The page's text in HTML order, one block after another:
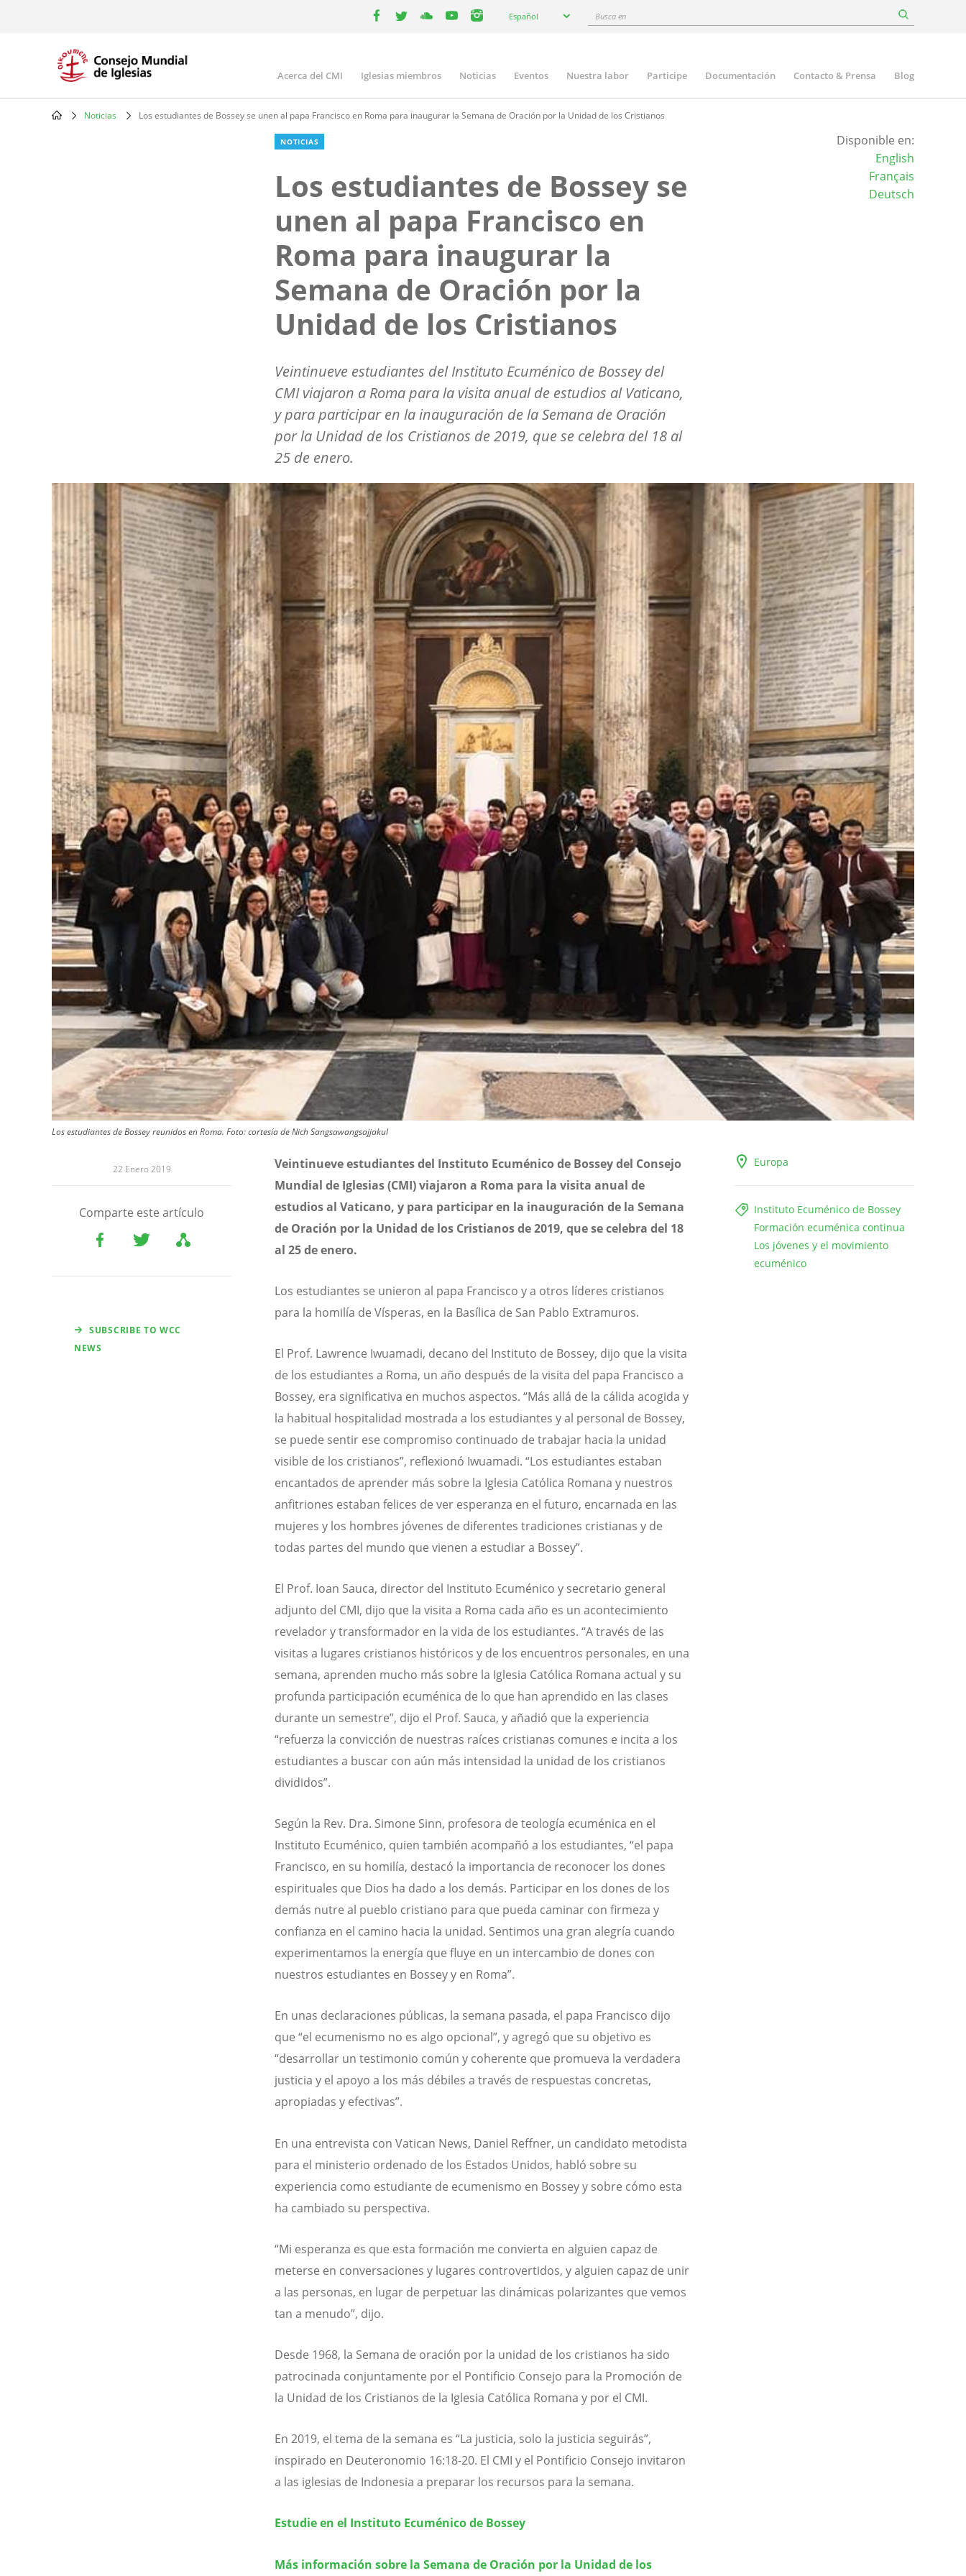
your
Español
Busca
Main
navigation
Acerca del CMI Iglesias miembros Noticias Eventos Nuestra labor Participe Documentación Contacto & Prensa Blog
Noticias Los estudiantes de Bossey se unen al papa Francisco en Roma para inaugurar la Semana de Oración por la Unidad de los Cristianos
NOTICIAS
Los estudiantes de Bossey se
unen al papa Francisco en
Roma para inaugurar la
Semana de Oración por la
Unidad de los Cristianos
Veintinueve estudiantes del Instituto Ecuménico de Bossey del
CMI viajaron a Roma para la visita anual de estudios al Vaticano,
y para participar en la inauguración de la Semana de Oración
por la Unidad de los Cristianos de 2019, que se celebra del 18 al
25 de enero.
Disponible en:
English
Français
Deutsch
Image
Los estudiantes de Bossey reunidos en Roma. Foto: cortesía de Nich Sangsawangsajjakul
22 Enero 2019
Comparte este artículo
SUBSCRIBE TO WCC
NEWS
Europa
Instituto Ecuménico de Bossey
Formación ecuménica continua
Los jóvenes y el movimiento
ecuménico
Veintinueve estudiantes del Instituto Ecuménico de Bossey del Consejo
Mundial de Iglesias (CMI) viajaron a Roma para la visita anual de
estudios al Vaticano, y para participar en la inauguración de la Semana
de Oración por la Unidad de los Cristianos de 2019, que se celebra del 18
al 25 de enero.
Los estudiantes se unieron al papa Francisco y a otros líderes cristianos
para la homilía de Vísperas, en la Basílica de San Pablo Extramuros.
El Prof. Lawrence Iwuamadi, decano del Instituto de Bossey, dijo que la visita
de los estudiantes a Roma, un año después de la visita del papa Francisco a
Bossey, era significativa en muchos aspectos. “Más allá de la cálida acogida y
la habitual hospitalidad mostrada a los estudiantes y al personal de Bossey,
se puede sentir ese compromiso continuado de trabajar hacia la unidad
visible de los cristianos”, reflexionó Iwuamadi. “Los estudiantes estaban
encantados de aprender más sobre la Iglesia Católica Romana y nuestros
anfitriones estaban felices de ver esperanza en el futuro, encarnada en las
mujeres y los hombres jóvenes de diferentes tradiciones cristianas y de
todas partes del mundo que vienen a estudiar a Bossey”.
El Prof. Ioan Sauca, director del Instituto Ecuménico y secretario general
adjunto del CMI, dijo que la visita a Roma cada año es un acontecimiento
revelador y transformador en la vida de los estudiantes. “A través de las
visitas a lugares cristianos históricos y de los encuentros personales, en una
semana, aprenden mucho más sobre la Iglesia Católica Romana actual y su
profunda participación ecuménica de lo que han aprendido en las clases
durante un semestre”, dijo el Prof. Sauca, y añadió que la experiencia
“refuerza la convicción de nuestras raíces cristianas comunes e incita a los
estudiantes a buscar con aún más intensidad la unidad de los cristianos
divididos”.
Según la Rev. Dra. Simone Sinn, profesora de teología ecuménica en el
Instituto Ecuménico, quien también acompañó a los estudiantes, “el papa
Francisco, en su homilía, destacó la importancia de reconocer los dones
espirituales que Dios ha dado a los demás. Participar en los dones de los
demás nutre al pueblo cristiano para que pueda caminar con firmeza y
confianza en el camino hacia la unidad. Sentimos una gran alegría cuando
experimentamos la energía que fluye en un intercambio de dones con
nuestros estudiantes en Bossey y en Roma”.
En unas declaraciones públicas, la semana pasada, el papa Francisco dijo
que “el ecumenismo no es algo opcional”, y agregó que su objetivo es
“desarrollar un testimonio común y coherente que promueva la verdadera
justicia y el apoyo a los más débiles a través de respuestas concretas,
apropiadas y efectivas”.
En una entrevista con Vatican News, Daniel Reffner, un candidato metodista
para el ministerio ordenado de los Estados Unidos, habló sobre su
experiencia como estudiante de ecumenismo en Bossey y sobre cómo esta
ha cambiado su perspectiva.
“Mi esperanza es que esta formación me convierta en alguien capaz de
meterse en conversaciones y lugares controvertidos, y alguien capaz de unir
a las personas, en lugar de perpetuar las dinámicas polarizantes que vemos
tan a menudo”, dijo.
Desde 1968, la Semana de oración por la unidad de los cristianos ha sido
patrocinada conjuntamente por el Pontificio Consejo para la Promoción de
la Unidad de los Cristianos de la Iglesia Católica Romana y por el CMI.
En 2019, el tema de la semana es “La justicia, solo la justicia seguirás”,
inspirado en Deuteronomio 16:18-20. El CMI y el Pontificio Consejo invitaron
a las iglesias de Indonesia a preparar los recursos para la semana.
Estudie en el Instituto Ecuménico de Bossey
Más información sobre la Semana de Oración por la Unidad de los